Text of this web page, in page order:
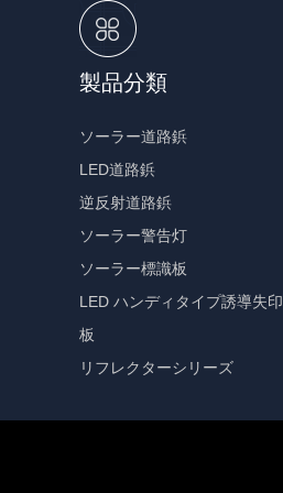
製品分類
ソーラー道路鋲
LED道路鋲
逆反射道路鋲
ソーラー警告灯
ソーラー標識板
LED ハンディタイプ誘導失印
板
リフレクターシリーズ